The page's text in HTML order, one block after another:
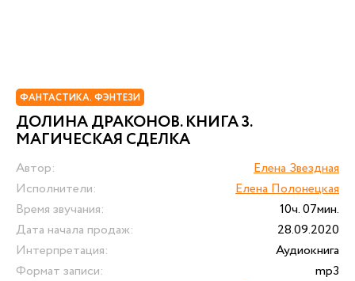
ФАНТАСТИКА. ФЭНТЕЗИ
ДОЛИНА ДРАКОНОВ. КНИГА 3.
МАГИЧЕСКАЯ СДЕЛКА
Автор:
Елена Звездная
Исполнители:
Елена Полонецкая
Время звучания:
10ч. 07мин.
Дата начала продаж:
28.09.2020
Интерпретация:
Аудиокнига
Формат записи:
mp3